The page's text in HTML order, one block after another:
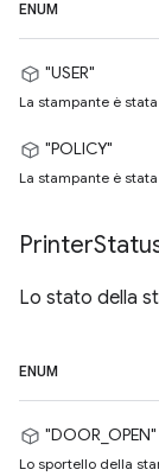
ENUM
"USER"
La stampante è
"POLICY"
La stampante è
Printer
Lo stato della
ENUM
"DOOR_OPEN"
Lo sportello della